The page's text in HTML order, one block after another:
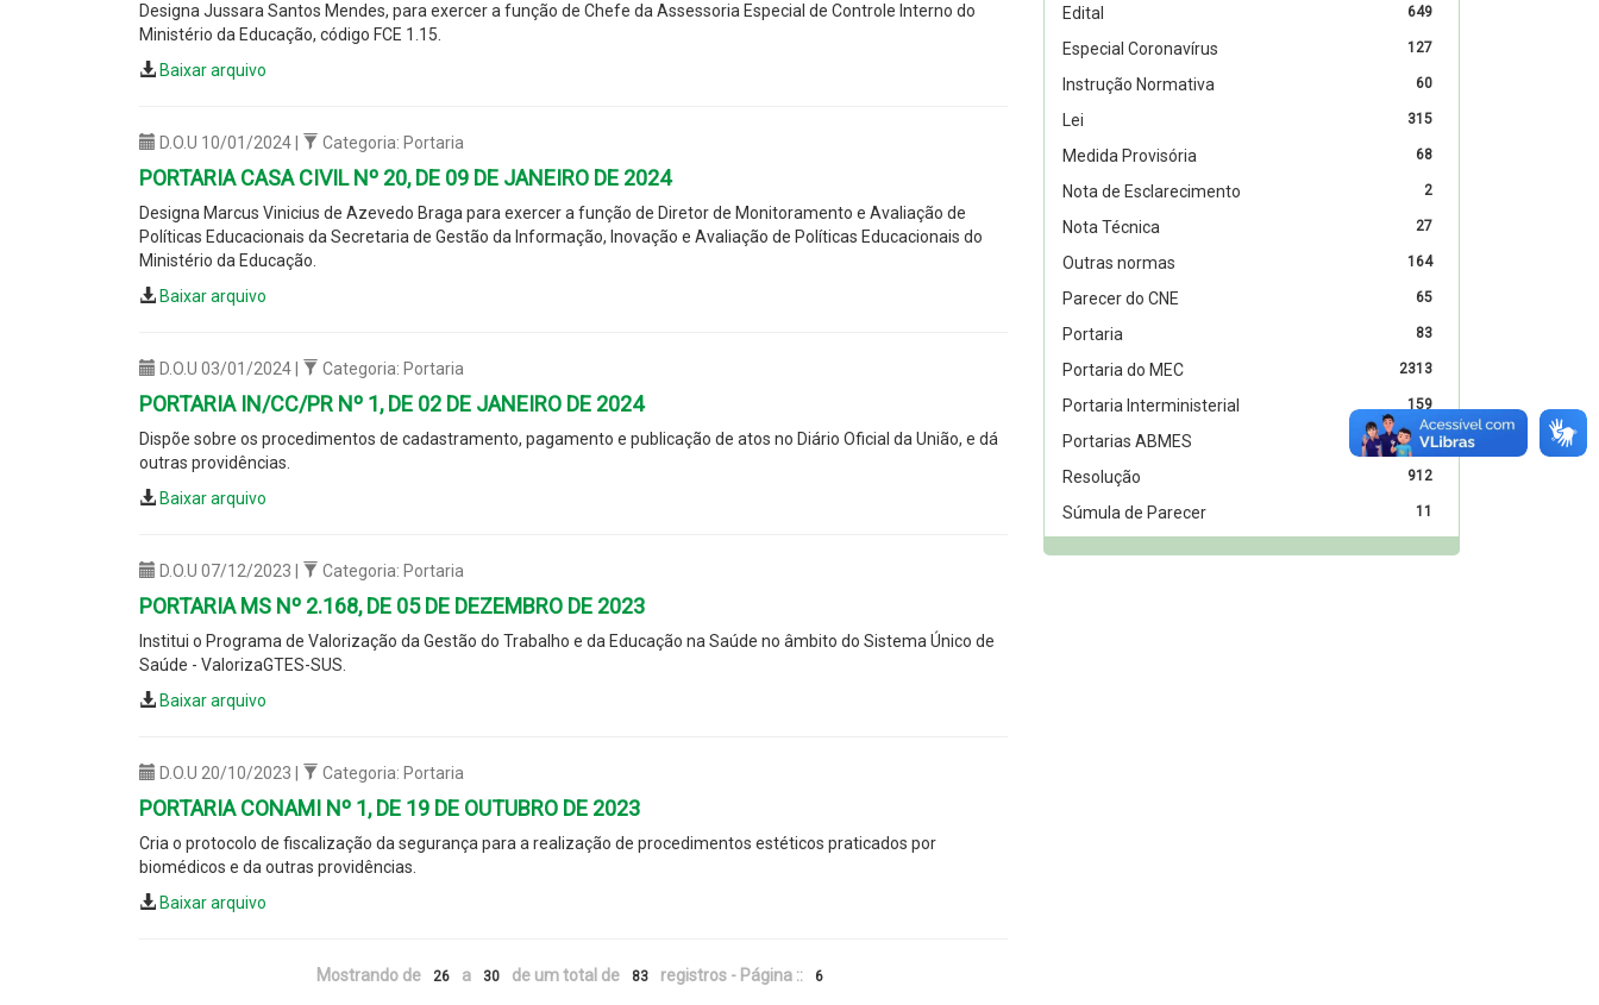
Designa Jussara Santos Mendes, para exercer a função de Chefe da Assessoria Especial de Controle Interno do
Ministério da Educação, código FCE 1.15.
Baixar arquivo
D.O.U 10/01/2024 | Categoria: Portaria
PORTARIA CASA CIVIL Nº 20, DE 09 DE JANEIRO DE 2024
Designa Marcus Vinicius de Azevedo Braga para exercer a função de Diretor de Monitoramento e Avaliação de
Políticas Educacionais da Secretaria de Gestão da Informação, Inovação e Avaliação de Políticas Educacionais do
Ministério da Educação.
Baixar arquivo
D.O.U 03/01/2024 | Categoria: Portaria
PORTARIA IN/CC/PR Nº 1, DE 02 DE JANEIRO DE 2024
Dispõe sobre os procedimentos de cadastramento, pagamento e publicação de atos no Diário Oficial da União, e dá
outras providências.
Baixar arquivo
D.O.U 07/12/2023 | Categoria: Portaria
PORTARIA MS Nº 2.168, DE 05 DE DEZEMBRO DE 2023
Institui o Programa de Valorização da Gestão do Trabalho e da Educação na Saúde no âmbito do Sistema Único de
Saúde - ValorizaGTES-SUS.
Baixar arquivo
D.O.U 20/10/2023 | Categoria: Portaria
PORTARIA CONAMI Nº 1, DE 19 DE OUTUBRO DE 2023
Cria o protocolo de fiscalização da segurança para a realização de procedimentos estéticos praticados por
biomédicos e da outras providências.
Baixar arquivo
Mostrando de 26 a 30 de um total de 83 registros - Página :: 6
649
Edital
127
Especial Coronavírus
60
Instrução Normativa
315
Lei
68
Medida Provisória
2
Nota de Esclarecimento
27
Nota Técnica
164
Outras normas
65
Parecer do CNE
83
Portaria
2313
Portaria do MEC
159
Portaria Interministerial
1
Portarias ABMES
912
Resolução
11
Súmula de Parecer